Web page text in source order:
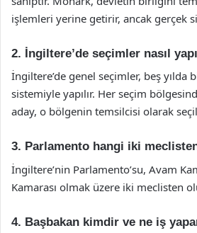
işlemleri yerine getirir, ancak gerçek
2. İngiltere’de seçimler nasıl
İngiltere’de genel seçimler, beş yılda
sistemiyle yapılır. Her seçim
aday, o bölgenin temsilcisi olarak
3. Parlamento hangi iki
İngiltere’nin Parlamento’su, Avam
Kamarası olmak üzere iki meclisten
4. Başbakan kimdir ve ne iş